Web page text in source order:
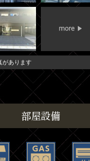
があります
部屋設備